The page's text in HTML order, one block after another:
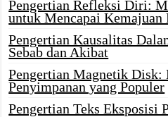
Pengertian Refleksi Diri:
untuk Mencapai Kemajuan
Pengertian Kausalitas
Sebab dan Akibat
Pengertian Magnetik Disk:
Penyimpanan yang Populer
Pengertian Teks Eksposisi